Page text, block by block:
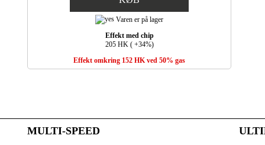
Varen er på lager
Effekt med chip
205 HK ( +34%)
Effekt omkring 152 HK ved 50% gas
MULTI-SPEED